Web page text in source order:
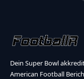
Dein Super Bowl
American Football